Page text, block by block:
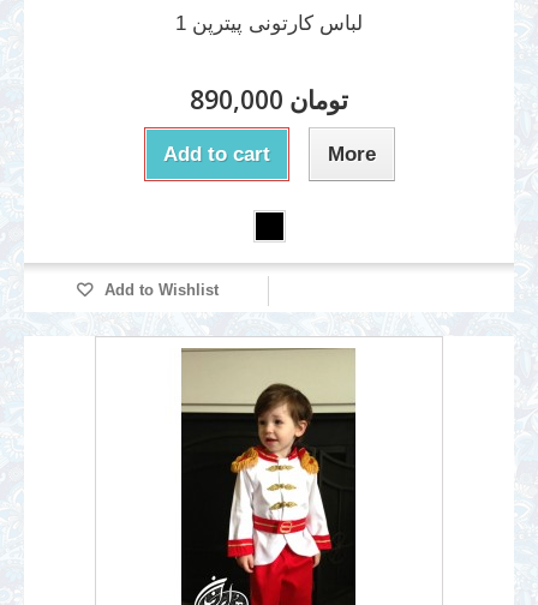
لباس کارتونی پیترپن 1
890,000 تومان
Add to cart More
Add to Wishlist